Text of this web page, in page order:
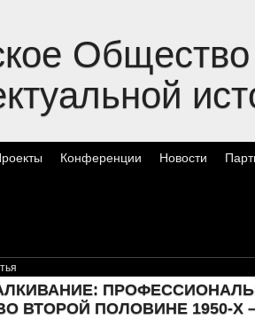
Общество
Конференции Новости
ПОЛОВИНЕ 1950-Х –